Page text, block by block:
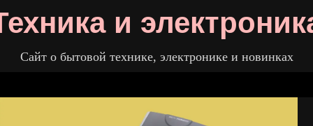
и
Сайт о бытовой технике, электронике и новинках